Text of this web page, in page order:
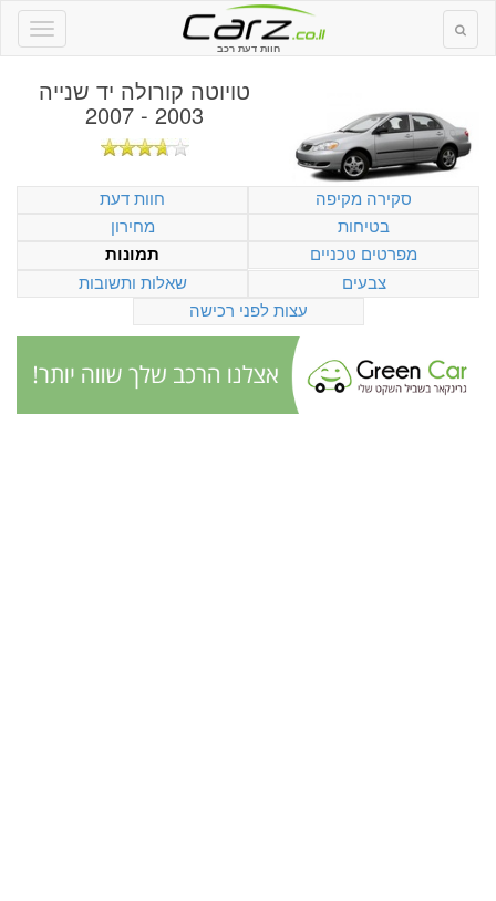
חוות דעת רכב
טויוטה קורולה יד שנייה
2003 - 2007
סקירה מקיפה
חוות דעת
בטיחות
מחירון
מפרטים טכניים
תמונות
צבעים
שאלות ותשובות
עצות לפני רכישה